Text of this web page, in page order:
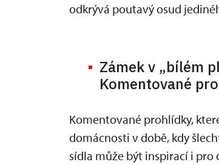
odkrývá poutavý osud
Zámek v „bílém
Komentované
Komentované prohlídky,
domácnosti v době, kdy
sídla může být inspirací i